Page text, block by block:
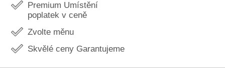
Premium Umístění
poplatek v ceně
Zvolte měnu
Skvělé ceny Garantujeme